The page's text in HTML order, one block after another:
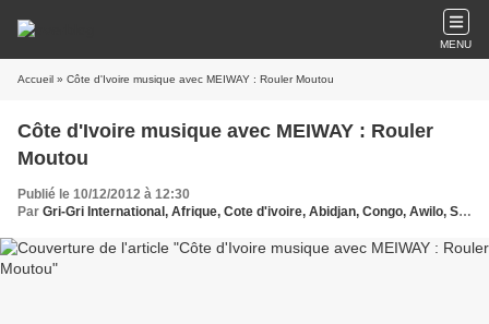
MENU
Accueil » Côte d'Ivoire musique avec MEIWAY : Rouler Moutou
Côte d'Ivoire musique avec MEIWAY : Rouler
Moutou
Publié le 10/12/2012 à 12:30
Par Gri-Gri International, Afrique, Cote d'ivoire, Abidjan, Congo, Awilo, Singuila, KrysMusique, antilles, Dom Tom, EU, MEIWAY, Baby,ma solange Oussou